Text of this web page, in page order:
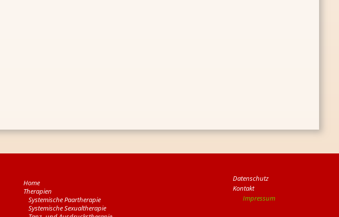
Home
The­ra­pi­en
Sys­te­mi­sche Paar­the­ra­pie
Sys­te­mi­sche Se­xu­al­the­ra­pie
Da­ten­schutz
Kon­takt
Im­pres­sum